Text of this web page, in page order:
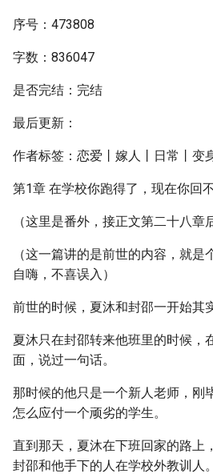
序号：473808
字数：836047
是否完结：完结
最后更新：
作者标签：恋爱丨嫁人丨日常丨变
第1章 在学校你跑得了，现在你回
（这里是番外，接正文第二十八章
（这一篇讲的是前世的内容，就是
自嗨，不喜误入）
前世的时候，夏沐和封邵一开始其
夏沐只在封邵转来他班里的时候，
面，说过一句话。
那时候的他只是一个新人老师，刚
怎么应付一个顽劣的学生。
直到那天，夏沐在下班回家的路上
封邵和他手下的人在学校外教训人。